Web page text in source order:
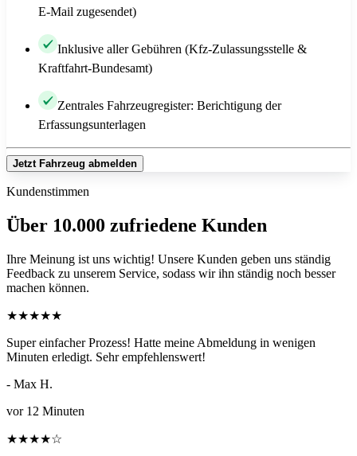
E-Mail zugesendet)
Inklusive aller Gebühren (Kfz-Zulassungsstelle &
Kraftfahrt-Bundesamt)
Zentrales Fahrzeugregister: Berichtigung der
Erfassungsunterlagen
Jetzt Fahrzeug abmelden
Kundenstimmen
Über 10.000 zufriedene Kunden
Ihre Meinung ist uns wichtig! Unsere Kunden geben uns ständig
Feedback zu unserem Service, sodass wir ihn ständig noch besser
machen können.
★★★★★
Super einfacher Prozess! Hatte meine Abmeldung in wenigen
Minuten erledigt. Sehr empfehlenswert!
- Max H.
vor 12 Minuten
★★★★☆